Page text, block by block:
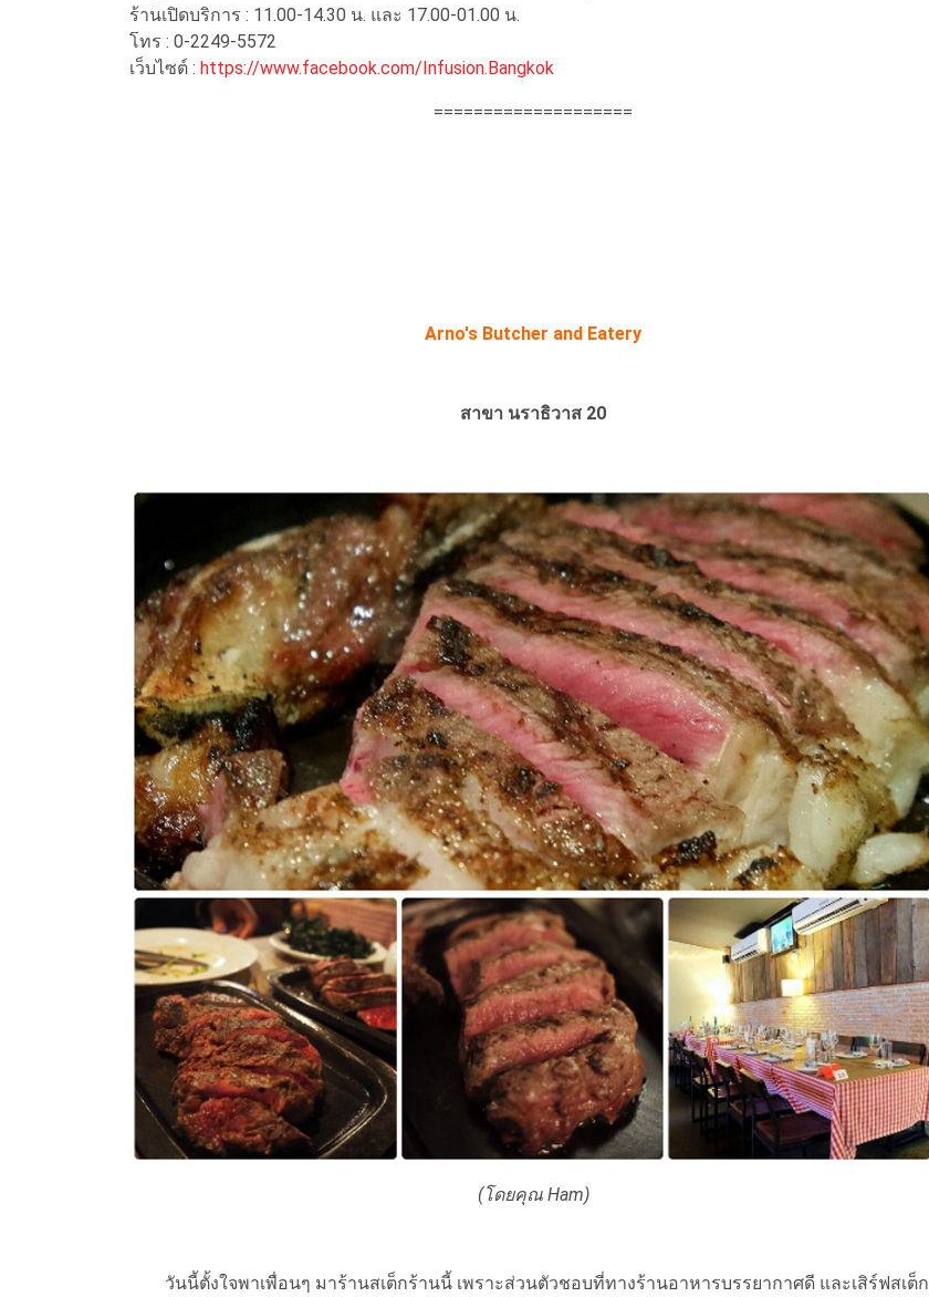
ร้านเปิดบริการ : 11.00-14.30 น. และ 17.00-01.00 น.
โทร : 0-2249-5572
เว็บไซต์ : https://www.facebook.com/Infusion.Bangkok
====================
Arno's Butcher and Eatery
สาขา นราธิวาส 20
(โดยคุณ Ham)
วันนี้ตั้งใจพาเพื่อนๆ มาร้านสเต็กร้านนี้ เพราะส่วนตัวชอบที่ทางร้านอาหารบรรยากาศดี และเสิร์ฟสเต็ก